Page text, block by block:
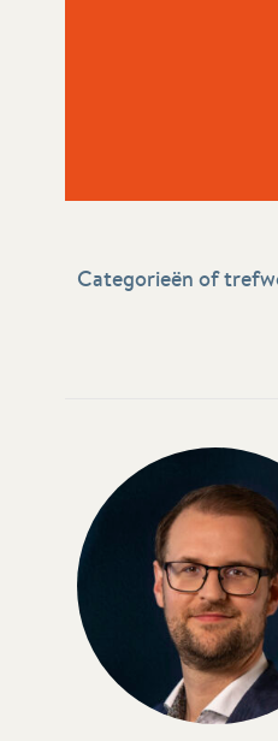
Categorieën of